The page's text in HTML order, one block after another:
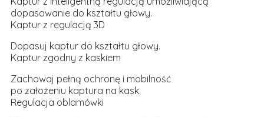
dopasowanie do kształtu głowy.
Kaptur z regulacją 3D
Dopasuj kaptur do kształtu głowy.
Kaptur zgodny z kaskiem
Zachowaj pełną ochronę i mobilność
po założeniu kaptura na kask.
Regulacja oblamówki